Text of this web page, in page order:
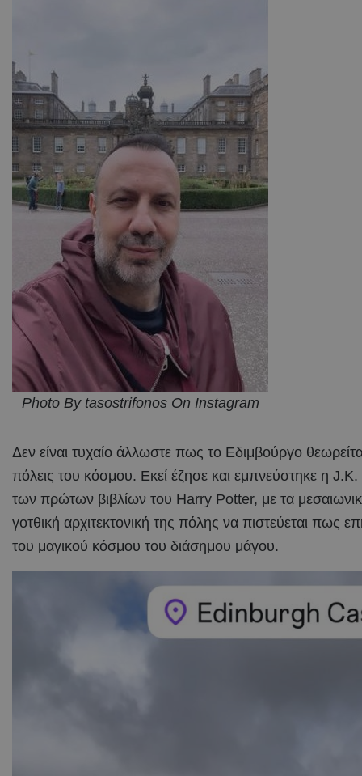
Photo By tasostrifonos On Instagram
Δεν είναι τυχαίο άλλωστε πως το Εδιμβούργο
πόλεις του κόσμου. Εκεί έζησε και εμπνεύστηκε η
των πρώτων βιβλίων του Harry Potter, με τα
γοτθική αρχιτεκτονική της πόλης να πιστεύεται πως
του μαγικού κόσμου του διάσημου μάγου.